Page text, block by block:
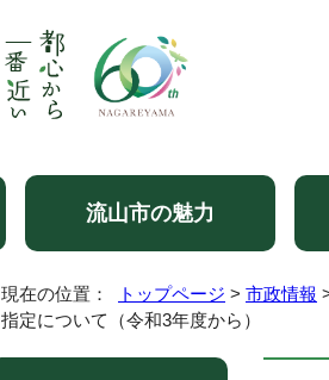
流山市の魅力
現在の位置： トップページ > 市政情報
指定について（令和3年度から）